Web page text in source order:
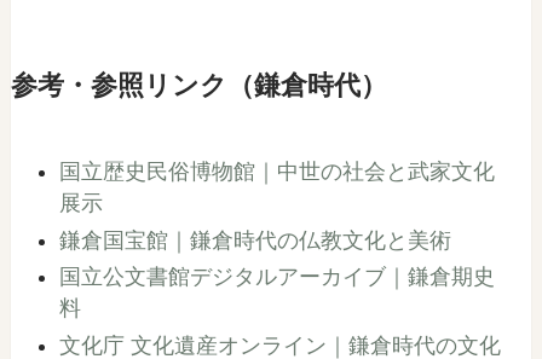
参考・参照リンク（鎌倉時代）
国立歴史民俗博物館｜中世の社会と武家文化
展示
鎌倉国宝館｜鎌倉時代の仏教文化と美術
国立公文書館デジタルアーカイブ｜鎌倉期史
料
文化庁 文化遺産オンライン｜鎌倉時代の文化